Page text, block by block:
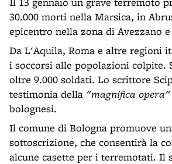
30.000 morti nella Marsica, in
epicentro nella zona di Avezzano
Da L'Aquila, Roma e altre regioni
i soccorsi alle popolazioni colpite.
oltre 9.000 soldati. Lo scrittore
testimonia della "magnifica opera"
bolognesi.
Il comune di Bologna promuove
sottoscrizione, che consentirà la
alcune casette per i terremotati. Il